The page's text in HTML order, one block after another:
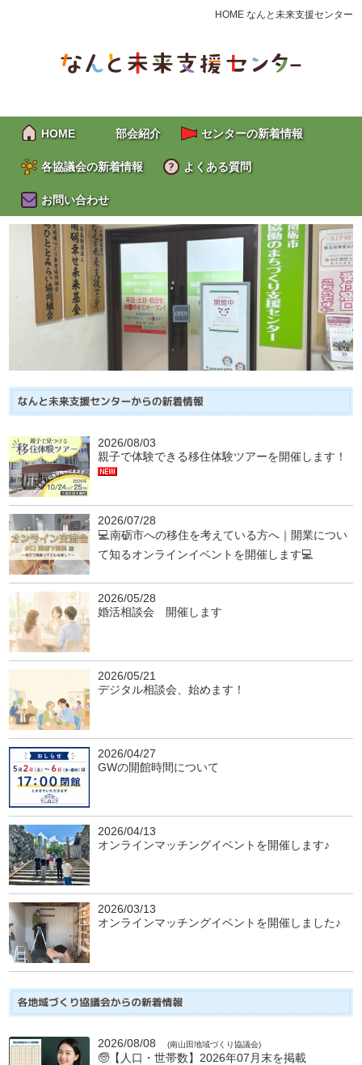
HOME なんと未来支援センター
HOME 部会紹介 センターの新着情報
各協議会の新着情報 よくある質問
お問い合わせ
2026/08/03
親子で体験できる移住体験ツアーを開催します！
2026/07/28
💻南砺市への移住を考えている方へ｜開業につい
て知るオンラインイベントを開催します💻
2026/05/28
婚活相談会 開催します
2026/05/21
デジタル相談会、始めます！
2026/04/27
GWの開館時間について
2026/04/13
オンラインマッチングイベントを開催します♪
2026/03/13
オンラインマッチングイベントを開催しました♪
2026/08/08(南山田地域づくり協議会)
🧓【人口・世帯数】2026年07月末を掲載